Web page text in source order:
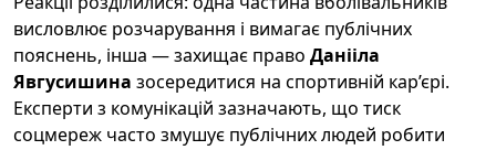
висловлює розчарування і вимагає публічних
пояснень, інша — захищає право Данііла
Явгусишина зосередитися на спортивній кар’єрі.
Експерти з комунікацій зазначають, що тиск
соцмереж часто змушує публічних людей робити